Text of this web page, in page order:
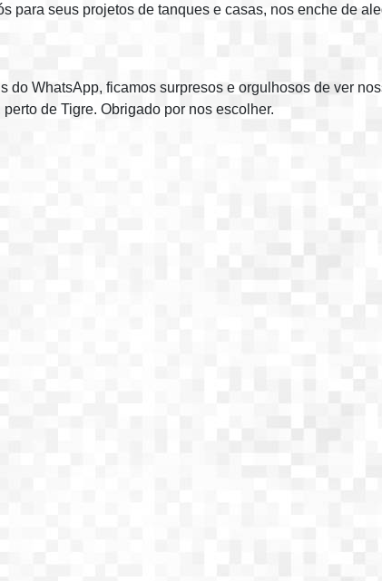
para seus projetos de tanques e casas, nos enche de
do WhatsApp, ficamos surpresos e orgulhosos de ver
de Tigre. Obrigado por nos escolher.